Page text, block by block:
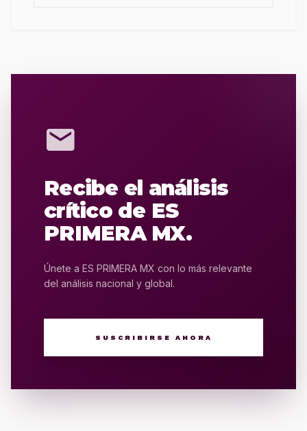
mail
Recibe el análisis
crítico de ES
PRIMERA MX.
Únete a ES PRIMERA MX con lo más relevante
del análisis nacional y global.
SUSCRIBIRSE AHORA